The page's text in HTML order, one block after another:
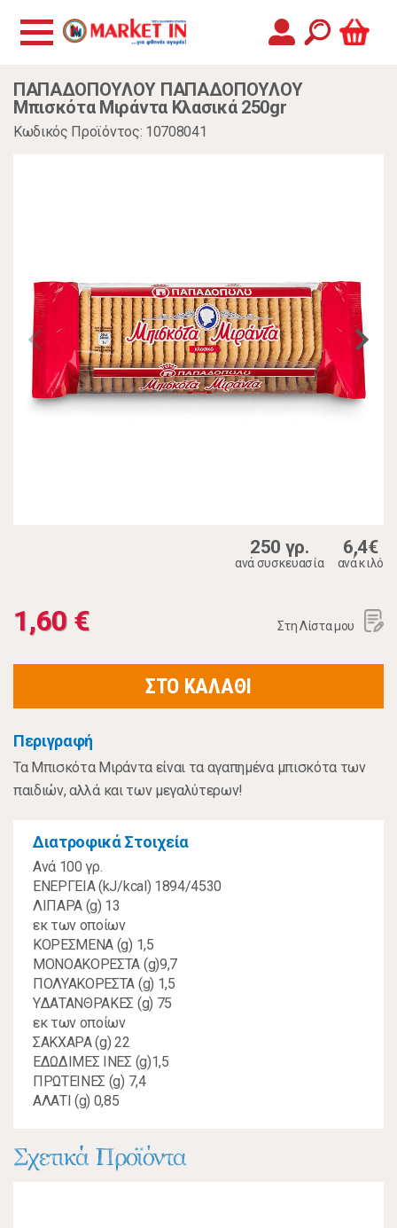
ΠΑΠΑΔΟΠΟΥΛΟΥ ΠΑΠΑΔΟΠΟΥΛΟΥ
Μπισκότα Μιράντα Κλασικά 250gr
Κωδικός Προϊόντος: 10708041
250 γρ.
ανά συσκευασία
6,4€
ανά κιλό
1,60 € Στη Λίστα μου
ΣΤΟ ΚΑΛΑΘΙ
Περιγραφή
Τα Μπισκότα Μιράντα είναι τα αγαπημένα μπισκότα των
παιδιών, αλλά και των μεγαλύτερων!
Διατροφικά Στοιχεία
Ανά 100 γρ.
ΕΝΕΡΓΕΙΑ (kJ/kcal) 1894/4530
ΛΙΠΑΡΑ (g) 13
εκ των οποίων
ΚΟΡΕΣΜΕΝΑ (g) 1,5
ΜΟΝΟΑΚΟΡΕΣΤΑ (g)9,7
ΠΟΛΥΑΚΟΡΕΣΤΑ (g) 1,5
YΔΑΤΑΝΘΡΑΚΕΣ (g) 75
εκ των οποίων
ΣΑΚΧΑΡΑ (g) 22
ΕΔΩΔΙΜΕΣ ΙΝΕΣ (g)1,5
ΠΡΩΤΕΙΝΕΣ (g) 7,4
ΑΛΑΤΙ (g) 0,85
Σχετικά Προϊόντα